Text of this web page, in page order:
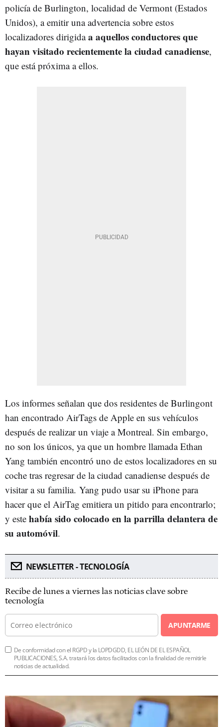
policía de Burlington, localidad de Vermont (Estados
Unidos), a emitir una advertencia sobre estos
localizadores dirigidaa aquellos conductores que
hayan visitado recientemente la ciudad canadiense,
que está próxima a ellos.
Los informes señalan que dos residentes de Burlingont
han encontrado AirTags de Apple en sus vehículos
después de realizar un viaje a Montreal. Sin embargo,
no son los únicos, ya que un hombre llamada Ethan
Yang también encontró uno de estos localizadores en su
coche tras regresar de la ciudad canadiense después de
visitar a su familia. Yang pudo usar su iPhone para
hacer que el AirTag emitiera un pitido para encontrarlo;
y este había sido colocado en la parrilla delantera de
su automóvil.
NEWSLETTER - TECNOLOGÍA
Recibe de lunes a viernes las noticias clave sobre
tecnología
APUNTARME
De conformidad con el RGPD y la LOPDGDD, EL LEÓN DE EL ESPAÑOL
PUBLICACIONES, S.A. tratará los datos facilitados con la finalidad de remitirle
noticias de actualidad.